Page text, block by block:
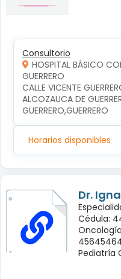
Consultorio
HOSPITAL BÁSICO
GUERRERO
CALLE VICENTE
ALCOZAUCA DE
GUERRERO,GUERRERO
Horarios disponibles
Dr.
Cédula:
Pediatría